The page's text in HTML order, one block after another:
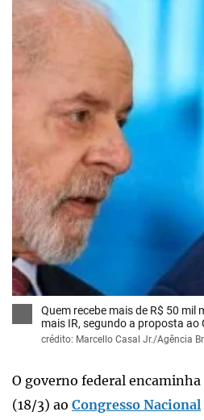
Quem recebe mais de R$ 50 mil
mais IR, segundo a proposta ao
crédito: Marcello Casal Jr./Agência
O governo federal
(18/3) ao Congresso Nacional